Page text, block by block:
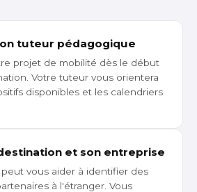
tuteur pédagogique
projet de mobilité dès le début
Votre tuteur vous orientera
disponibles et les calendriers
et son entreprise
peut vous aider à identifier des
à l'étranger. Vous